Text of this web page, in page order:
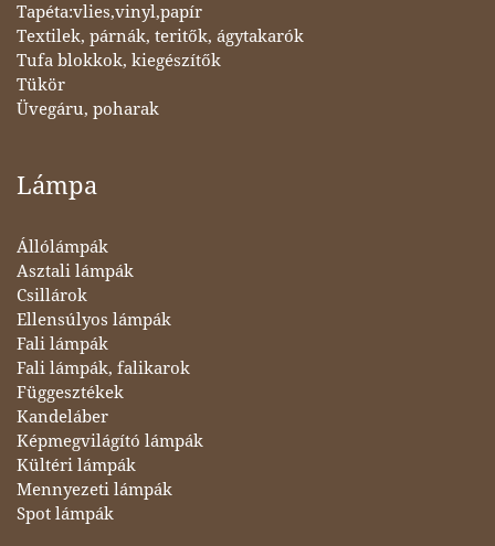
Tapéta:vlies,vinyl,papír
Textilek, párnák, teritők, ágytakarók
Tufa blokkok, kiegészítők
Tükör
Üvegáru, poharak
Lámpa
Állólámpák
Asztali lámpák
Csillárok
Ellensúlyos lámpák
Fali lámpák
Fali lámpák, falikarok
Függesztékek
Kandeláber
Képmegvilágító lámpák
Kültéri lámpák
Mennyezeti lámpák
Spot lámpák